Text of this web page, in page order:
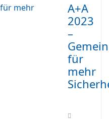
A+A
2023
–
für
mehr